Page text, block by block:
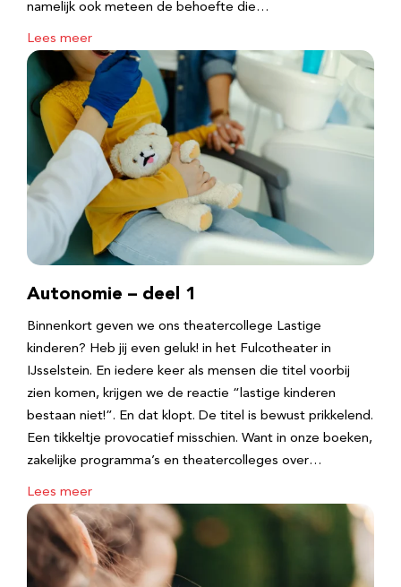
namelijk ook meteen de behoefte die…
Lees meer
Autonomie – deel 1
Binnenkort geven we ons theatercollege Lastige
kinderen? Heb jij even geluk! in het Fulcotheater in
IJsselstein. En iedere keer als mensen die titel voorbij
zien komen, krijgen we de reactie “lastige kinderen
bestaan niet!”. En dat klopt. De titel is bewust prikkelend.
Een tikkeltje provocatief misschien. Want in onze boeken,
zakelijke programma’s en theatercolleges over…
Lees meer